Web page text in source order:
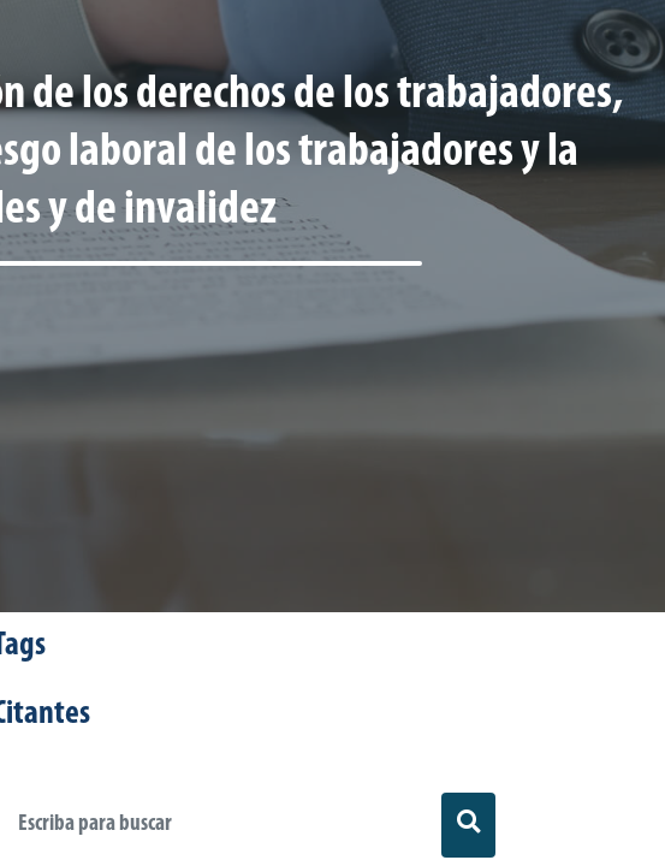
de los derechos de los trabajadores,
laboral de los trabajadores y la
y de invalidez